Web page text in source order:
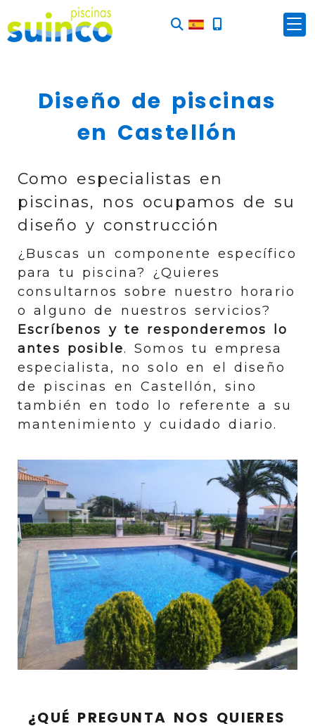
Diseño de piscinas
en Castellón
Como especialistas en
piscinas, nos ocupamos de su
diseño y construcción
¿Buscas un componente específico
para tu piscina? ¿Quieres
consultarnos sobre nuestro horario
o alguno de nuestros servicios?
Escríbenos y te responderemos lo
antes posible. Somos tu empresa
especialista, no solo en el diseño
de piscinas en Castellón, sino
también en todo lo referente a su
mantenimiento y cuidado diario.
¿QUÉ PREGUNTA NOS QUIERES